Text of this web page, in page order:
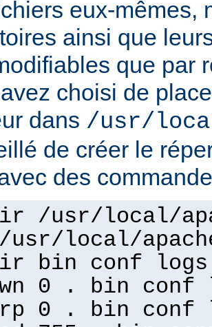
eux-mêmes,
ainsi que
que par
choisi de
dans /usr/
de créer le
des
/usr/local/
usr/local/
bin conf logs
0 . bin conf
0 . bin conf